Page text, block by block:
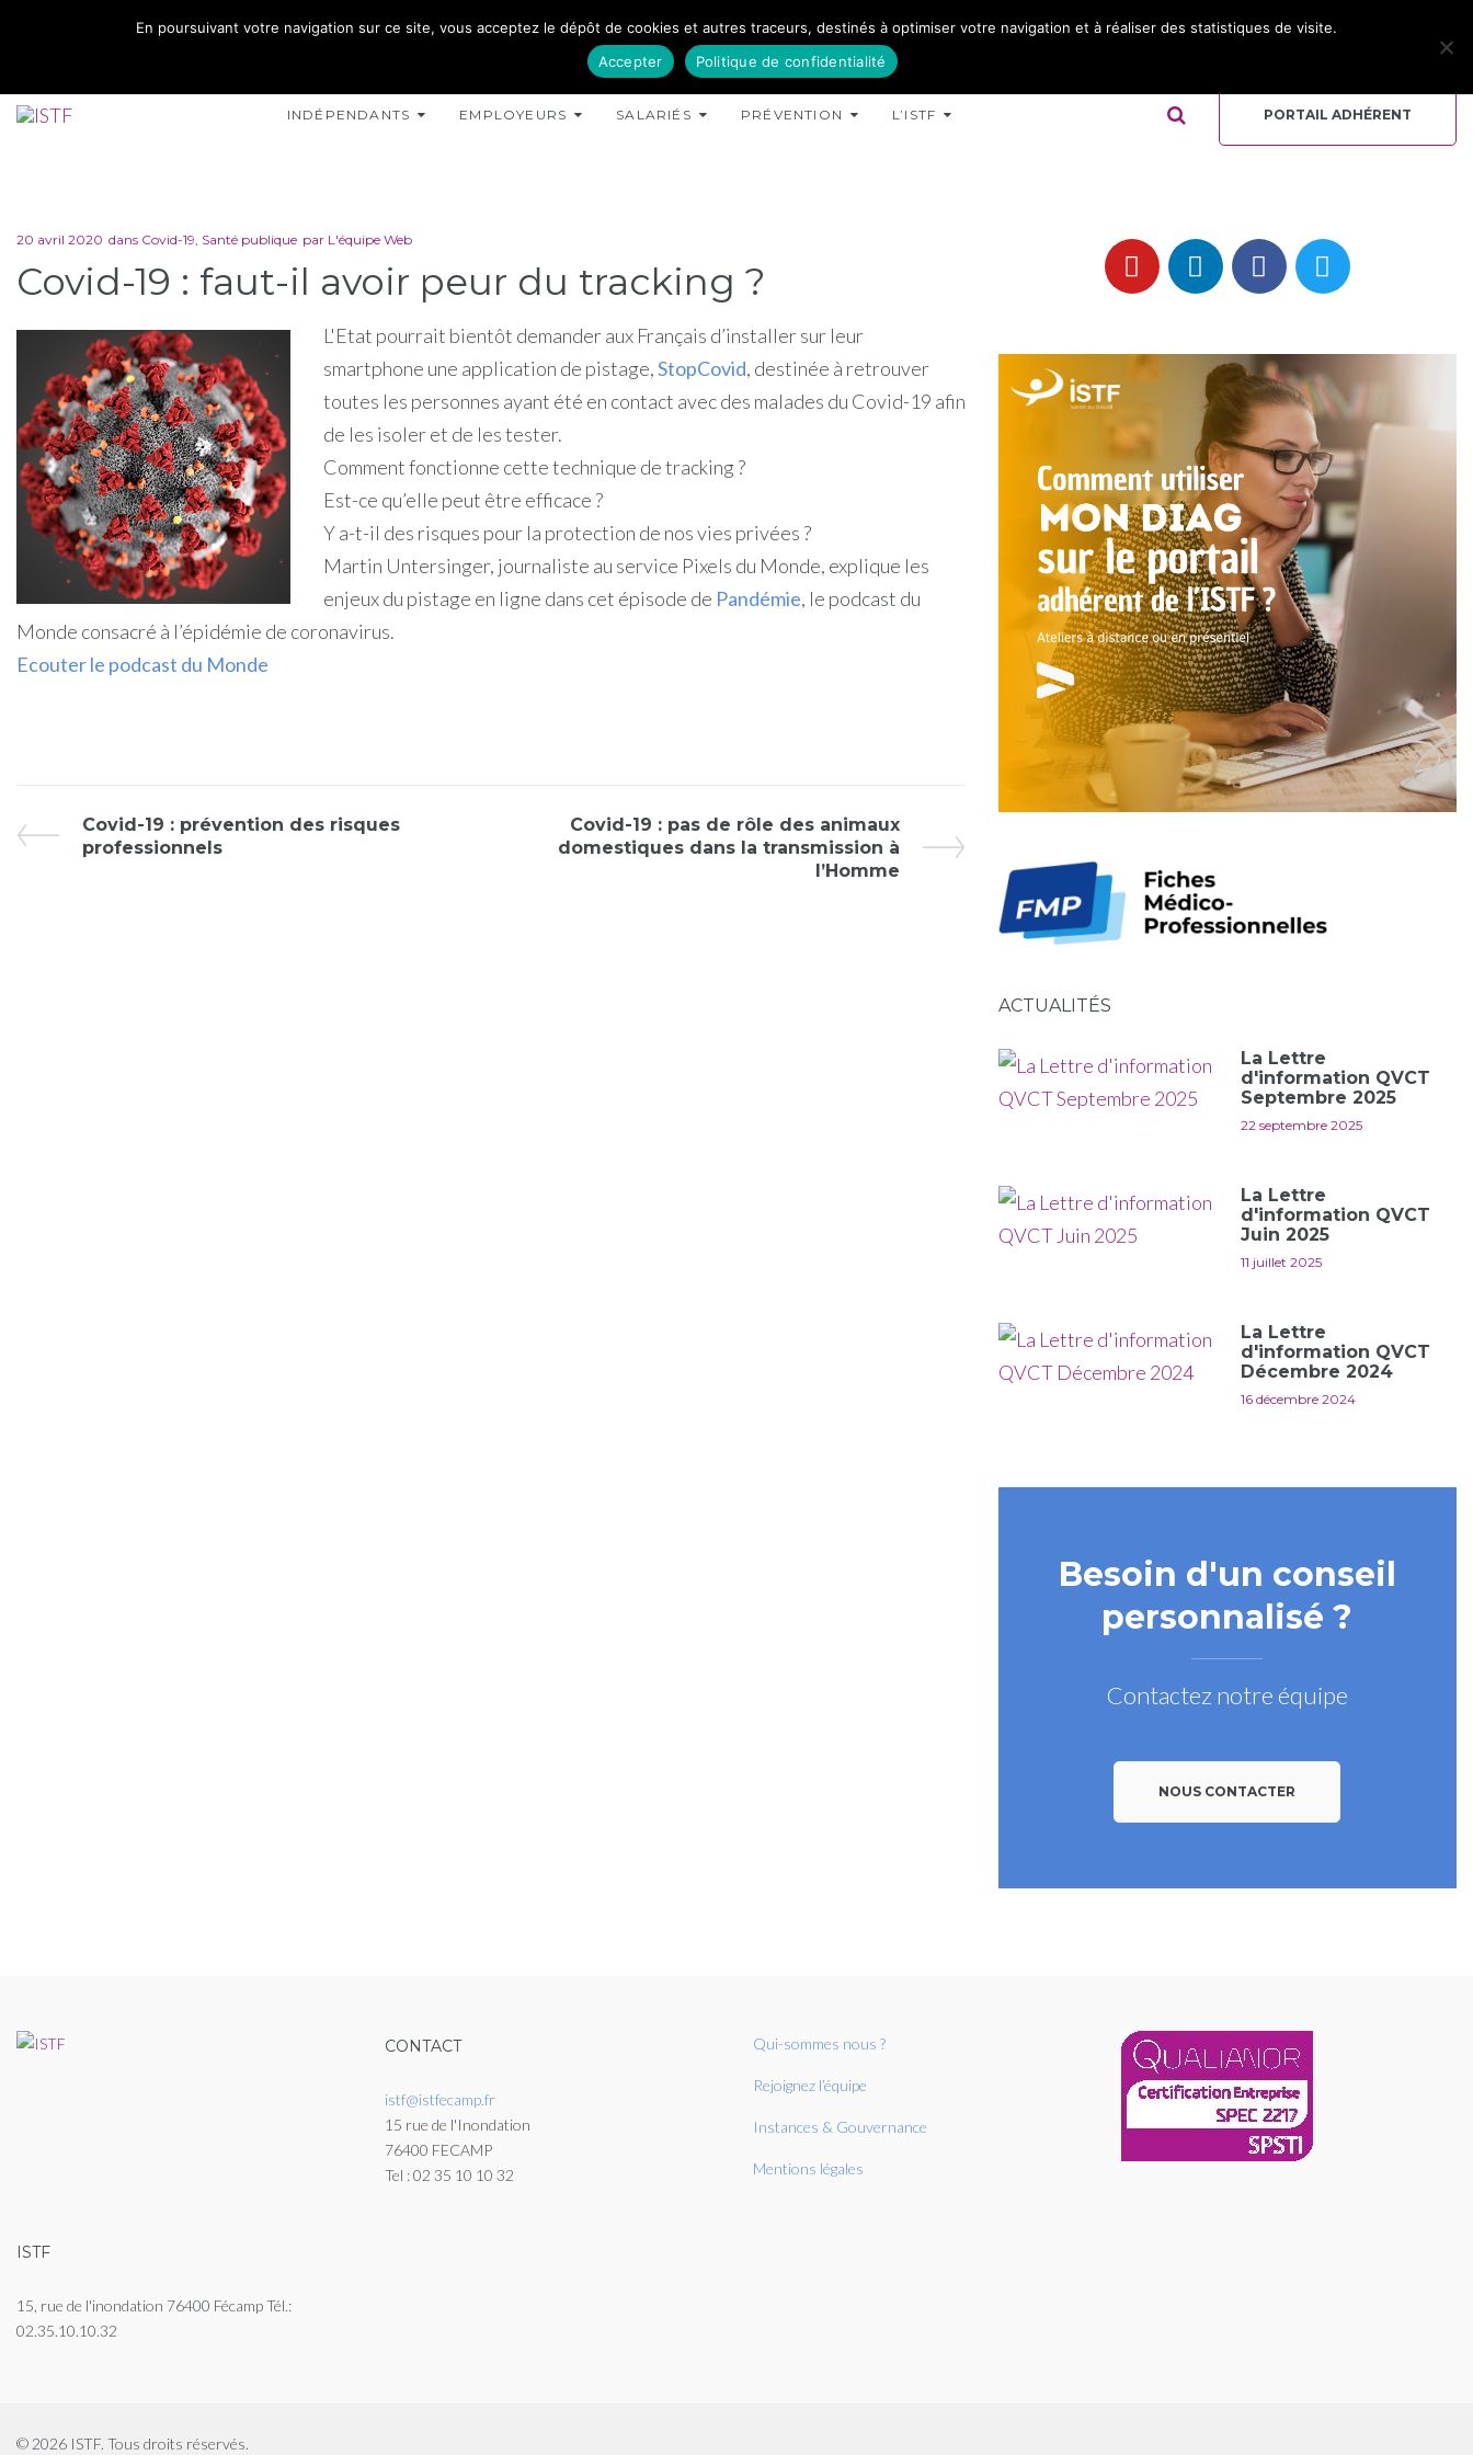
02 35 10 10 32 15 RUE DE L'INONDATION 76400 FÉCAMP ADHÉRER REJOIGNEZ L’ÉQUIPE QUI-SOMMES NOUS ?
INDÉPENDANTS EMPLOYEURS SALARIÉS PRÉVENTION L’ISTF PORTAIL ADHÉRENT
20 avril 2020 dans Covid-19, Santé publique par L'équipe Web
Covid-19 : faut-il avoir peur du tracking ?
L'Etat pourrait bientôt demander aux Français d’installer sur leur
smartphone une application de pistage,StopCovid, destinée à retrouver
toutes les personnes ayant été en contact avec des malades du Covid-19 afin
de les isoler et de les tester.
Comment fonctionne cette technique de tracking ?
Est-ce qu’elle peut être efficace ?
Y a-t-il des risques pour la protection de nos vies privées ?
Martin Untersinger, journaliste au service Pixels du Monde, explique les
enjeux du pistage en ligne dans cet épisode de Pandémie, le podcast du
Monde consacré à l’épidémie de coronavirus.
Ecouter le podcast du Monde
Covid-19 : prévention des risques
professionnels
Covid-19 : pas de rôle des animaux
domestiques dans la transmission à
l’Homme
ACTUALITÉS
La Lettre
d'information QVCT
Septembre 2025
22 septembre 2025
La Lettre
d'information QVCT
Juin 2025
11 juillet 2025
La Lettre
d'information QVCT
Décembre 2024
16 décembre 2024
Besoin d'un conseil
personnalisé ?
Contactez notre équipe
NOUS CONTACTER
CONTACT
istf@istfecamp.fr
15 rue de l'Inondation
76400 FECAMP
Tel : 02 35 10 10 32
Qui-sommes nous ?
Rejoignez l’équipe
Instances & Gouvernance
Mentions légales
ISTF
15, rue de l'inondation 76400 Fécamp Tél.:
02.35.10.10.32
© 2026 ISTF. Tous droits réservés.
En poursuivant votre navigation sur ce site, vous acceptez le dépôt de cookies et autres traceurs, destinés à optimiser votre navigation et à réaliser des statistiques de visite.
Accepter
Politique de confidentialité